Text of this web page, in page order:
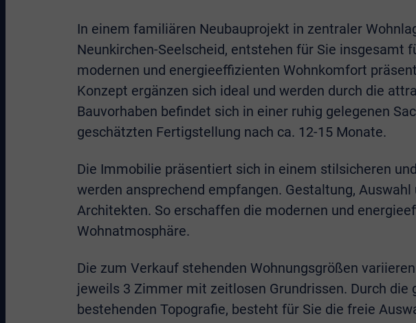
In einem familiären Neubauprojekt in zentraler
Neunkirchen-Seelscheid, entstehen für Sie
modernen und energieeffizienten Wohnkomfort
Konzept ergänzen sich ideal und werden durch die
Bauvorhaben befindet sich in einer ruhig gelegenen
geschätzten Fertigstellung nach ca. 12-15 Monate.
Die Immobilie präsentiert sich in einem stilsicheren
werden ansprechend empfangen. Gestaltung,
Architekten. So erschaffen die modernen und
Wohnatmosphäre.
Die zum Verkauf stehenden Wohnungsgrößen
jeweils 3 Zimmer mit zeitlosen Grundrissen. Durch
bestehenden Topografie, besteht für Sie die freie